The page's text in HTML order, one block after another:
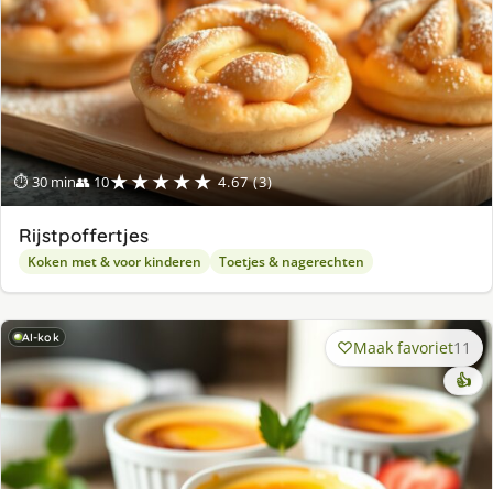
⏱ 30 min👥 10★★★★★ 4.67 (3)
Rijstpoffertjes
Koken met & voor kinderen Toetjes & nagerechten
AI-kok Maak favoriet11
👍